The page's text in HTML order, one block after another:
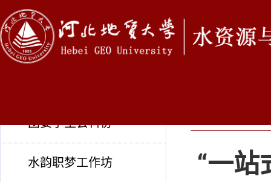
学生工作
团委学生会科协
水韵职梦工作坊 “一站